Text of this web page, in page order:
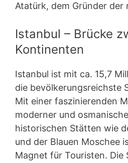
Atatürk, dem Gründer der
Istanbul – Brücke
Kontinenten
Istanbul ist mit ca. 15,7
die bevölkerungsreichste
Mit einer faszinierenden
moderner und
historischen Stätten wie
und der Blauen Moschee
Magnet für Touristen. Die